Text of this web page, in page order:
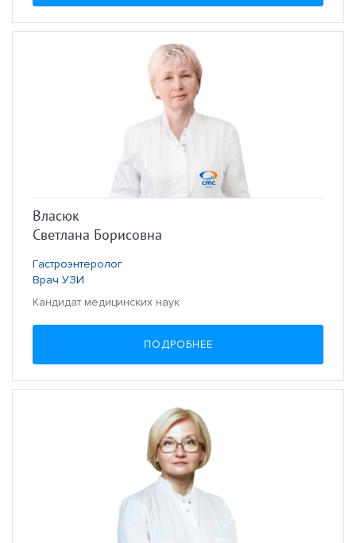
Власюк
Светлана Борисовна
Гастроэнтеролог
Врач УЗИ
Кандидат медицинских наук
ПОДРОБНЕЕ